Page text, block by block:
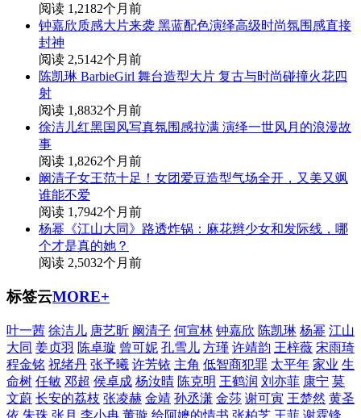
阅读 1,2182个月前
钟嘉欣质感大片来袭 黑蓝配色演绎高级时尚氛围感直接
封神
阅读 2,5142个月前
陈凯琳 BarbieGirl 舞台造型大片 复古与时尚碰撞火花四
射
阅读 1,8832个月前
徐洁儿红黑国风写真氛围感拉满 演绎一世风月的浪漫故
事
阅读 1,8262个月前
阚清子女王范十足！女团爱豆造型气场全开，又美又飒
谁能不爱
阅读 1,7942个月前
杨幂《江山大同》路透炸锅：麻花辫少女和发际线，哪
个才是真的她？
阅读 2,5032个月前
标签云MORE+
叶一茜 徐洁儿 唐艺昕 阚清子 何宣林 钟嘉欣 陈凯琳 杨幂 江山
大同 姜贞羽 陈卓璇 曾可妮 孔雪儿 方瑾 许靖韵 王梓薇 宋雨琦
程金铭 祝绪丹 张予曦 许芳铱 主角 低智商犯罪 太平年 家业 生
命树 任敏 邓超 侯卓成 杨汝晴 陈克明 王鹤润 刘亦菲 康宁 莫
文蔚 长安的荔枝 张凌赫 金靖 孙丞潇 金莎 谢可寅 王楚然 黄圣